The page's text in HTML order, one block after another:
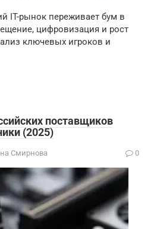
IT-рынок переживает бум в
цифровизация и рост
ключевых игроков и
поставщиков
(2025)
Смирнова 0